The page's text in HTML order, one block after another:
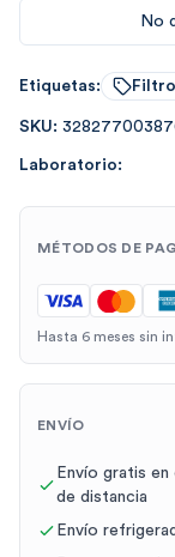
No
Etiquetas:
SKU:
Laboratorio:
MÉTODOS DE
Hasta 6 meses sin
ENVÍO
Envío gratis
de distancia
Envío